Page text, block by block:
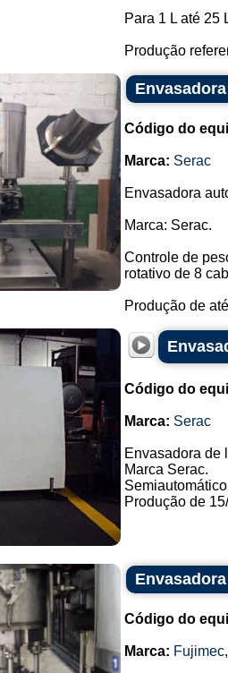
Para 1 L até 25
Produção
Código do
Marca: Serac
Envasadora
Marca: Serac.
Controle de
rotativo de 8
Produção de
Código do
Marca: Serac
Envasadora de
Marca Serac.
Produção de
Código do
Marca: Fujimec